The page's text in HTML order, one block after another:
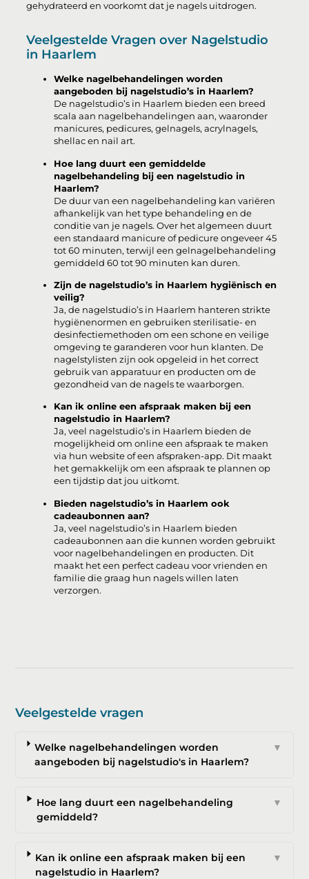
gehydrateerd en voorkomt dat je nagels uitdrogen.
Veelgestelde Vragen over Nagelstudio
in Haarlem
Welke nagelbehandelingen worden
aangeboden bij nagelstudio’s in Haarlem?
De nagelstudio’s in Haarlem bieden een breed
scala aan nagelbehandelingen aan, waaronder
manicures, pedicures, gelnagels, acrylnagels,
shellac en nail art.
Hoe lang duurt een gemiddelde
nagelbehandeling bij een nagelstudio in
Haarlem?
De duur van een nagelbehandeling kan variëren
afhankelijk van het type behandeling en de
conditie van je nagels. Over het algemeen duurt
een standaard manicure of pedicure ongeveer 45
tot 60 minuten, terwijl een gelnagelbehandeling
gemiddeld 60 tot 90 minuten kan duren.
Zijn de nagelstudio’s in Haarlem hygiënisch en
veilig?
Ja, de nagelstudio’s in Haarlem hanteren strikte
hygiënenormen en gebruiken sterilisatie- en
desinfectiemethoden om een schone en veilige
omgeving te garanderen voor hun klanten. De
nagelstylisten zijn ook opgeleid in het correct
gebruik van apparatuur en producten om de
gezondheid van de nagels te waarborgen.
Kan ik online een afspraak maken bij een
nagelstudio in Haarlem?
Ja, veel nagelstudio’s in Haarlem bieden de
mogelijkheid om online een afspraak te maken
via hun website of een afspraken-app. Dit maakt
het gemakkelijk om een afspraak te plannen op
een tijdstip dat jou uitkomt.
Bieden nagelstudio’s in Haarlem ook
cadeaubonnen aan?
Ja, veel nagelstudio’s in Haarlem bieden
cadeaubonnen aan die kunnen worden gebruikt
voor nagelbehandelingen en producten. Dit
maakt het een perfect cadeau voor vrienden en
familie die graag hun nagels willen laten
verzorgen.
Veelgestelde vragen
Welke nagelbehandelingen worden
aangeboden bij nagelstudio's in Haarlem?
▼
Hoe lang duurt een nagelbehandeling
gemiddeld?
▼
Kan ik online een afspraak maken bij een
nagelstudio in Haarlem?
▼